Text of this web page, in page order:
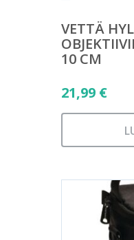
VETTÄ
10 CM
21,99 €